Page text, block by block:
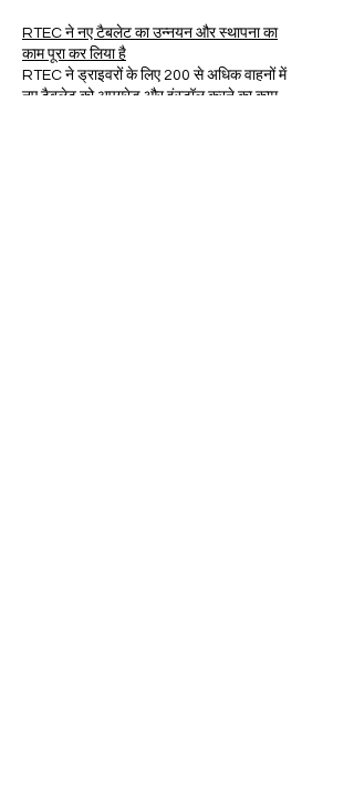
RTEC ने नए टैबलेट का उन्नयन और स्थापना का
काम पूरा कर लिया है
RTEC ने ड्राइवरों के लिए 200 से अधिक वाहनों में
नए टैबलेट को अपग्रेड और इंस्टॉल करने का काम